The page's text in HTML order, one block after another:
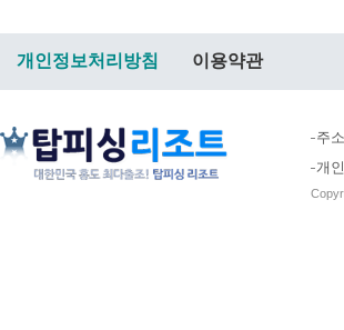
개인정보처리방침 이용약관
주소
개